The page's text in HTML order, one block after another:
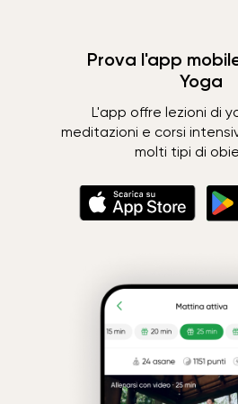
Prova l'app
Yoga
L'app offre lezioni di
meditazioni e corsi
molti tipi di